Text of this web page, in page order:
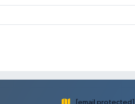
[email protected]